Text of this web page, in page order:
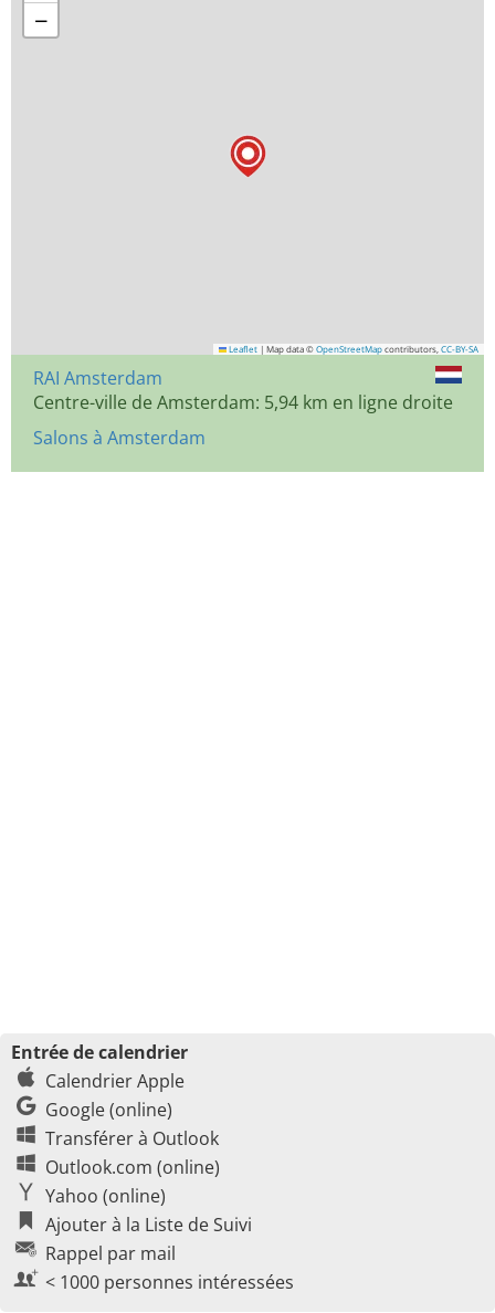
−
Leaflet | Map data © OpenStreetMap contributors, CC-BY-SA
RAI Amsterdam
Centre-ville de Amsterdam: 5,94 km en ligne droite
Salons à Amsterdam
Entrée de calendrier
Calendrier Apple
Google (online)
Transférer à Outlook
Outlook.com (online)
Yahoo (online)
Ajouter à la Liste de Suivi
Rappel par mail
< 1000 personnes intéressées